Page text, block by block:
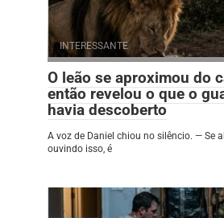
INTERESSANTE
O leão se aproximou do
então revelou o que o
havia descoberto
A voz de Daniel chiou no silêncio. — Se
ouvindo isso, é